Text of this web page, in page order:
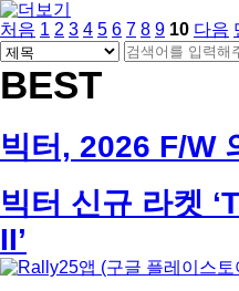
처음 1 페
이
지
2 페
이
지
3페
이
지
4페
이
지
5페
이
지
6페
이
지
7페
이
지
8페
이
지
9페
이
지
열
린
10페
이
지
다음
게
시
물
검
색
검
색
대
검
색
BEST
빅터, 2026 F/W
빅터 신규 라켓
II’